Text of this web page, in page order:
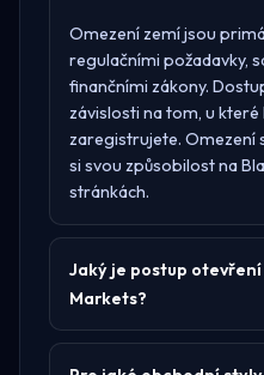
Omezení zemí jsou
regulačními požadavky,
finančními zákony.
závislosti na tom, u
zaregistrujete.
si svou způsobilost na
stránkách.
Jaký je postup otevření
Markets?